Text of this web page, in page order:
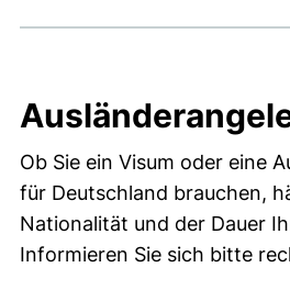
Ob Sie ein Visum oder eine
für Deutschland brauchen,
Nationalität und der Dauer
Informieren Sie sich bitte